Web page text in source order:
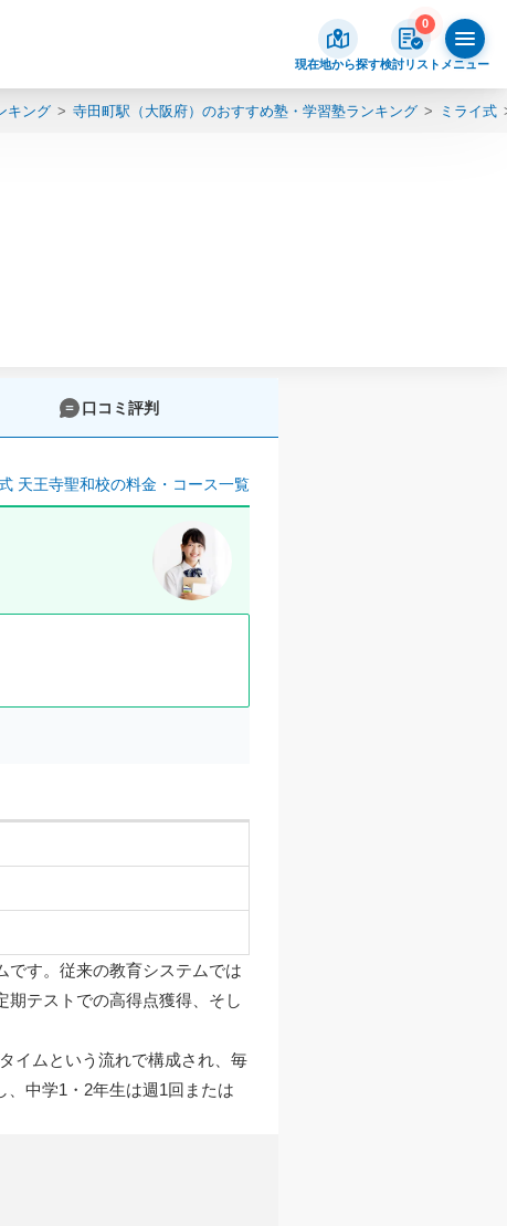
現在地から探す
0
検討リスト メニュー
キング 寺田町駅（大阪府）のおすすめ塾・学習塾ランキング ミライ式
口コミ評判
天王寺聖和校の料金・コース一覧
です。従来の教育システムでは
期テストでの高得点獲得、そし
イムという流れで構成され、毎
中学1・2年生は週1回または